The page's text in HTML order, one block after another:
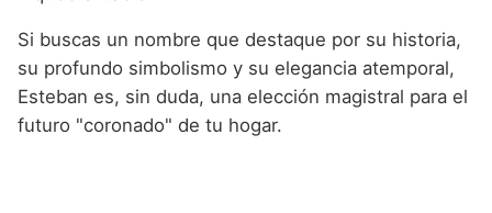
Si buscas un nombre que destaque por su historia,
su profundo simbolismo y su elegancia atemporal,
Esteban es, sin duda, una elección magistral para el
futuro "coronado" de tu hogar.